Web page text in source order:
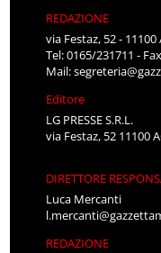
REDAZIONE
via Festaz, 52 - 11100
Tel: 0165/231711 -
Mail:
Editore
LG PRESSE S.R.L.
via Festaz, 52 11100
DIRETTORE
Luca Mercanti
REDAZIONE